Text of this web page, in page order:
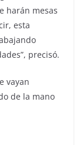
harán mesas
esta
precisó.
vayan
de la mano